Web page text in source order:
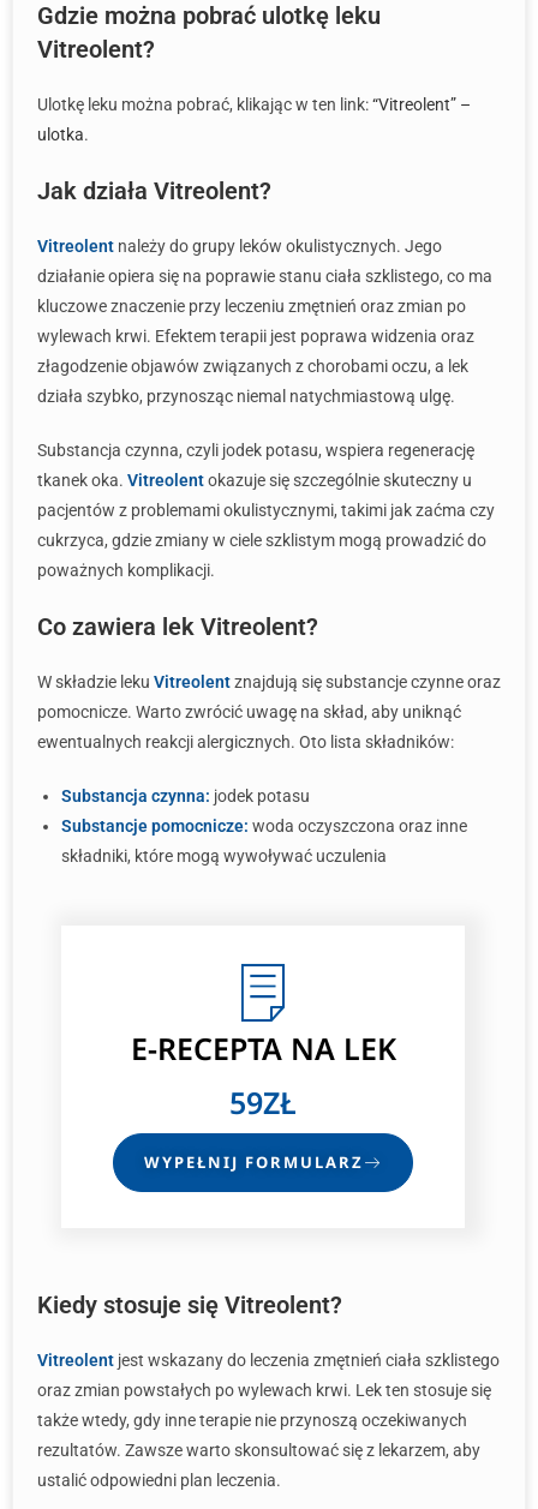
Gdzie można pobrać ulotkę leku
Vitreolent?
Ulotkę leku można pobrać, klikając w ten link:“Vitreolent” –
ulotka.
Jak działa Vitreolent?
Vitreolent należy do grupy leków okulistycznych. Jego
działanie opiera się na poprawie stanu ciała szklistego, co ma
kluczowe znaczenie przy leczeniu zmętnień oraz zmian po
wylewach krwi. Efektem terapii jest poprawa widzenia oraz
złagodzenie objawów związanych z chorobami oczu, a lek
działa szybko, przynosząc niemal natychmiastową ulgę.
Substancja czynna, czyli jodek potasu, wspiera regenerację
tkanek oka. Vitreolentokazuje się szczególnie skuteczny u
pacjentów z problemami okulistycznymi, takimi jak zaćma czy
cukrzyca, gdzie zmiany w ciele szklistym mogą prowadzić do
poważnych komplikacji.
Co zawiera lek Vitreolent?
W składzie leku Vitreolentznajdują się substancje czynne oraz
pomocnicze. Warto zwrócić uwagę na skład, aby uniknąć
ewentualnych reakcji alergicznych. Oto lista składników:
Substancja czynna: jodek potasu
Substancje pomocnicze: woda oczyszczona oraz inne
składniki, które mogą wywoływać uczulenia
E-RECEPTANA LEK
59ZŁ
WYPEŁNIJ FORMULARZ
Kiedy stosuje się Vitreolent?
Vitreolent jest wskazany do leczenia zmętnień ciała szklistego
oraz zmian powstałych po wylewach krwi. Lek ten stosuje się
także wtedy, gdy inne terapie nie przynoszą oczekiwanych
rezultatów. Zawsze warto skonsultować się z lekarzem, aby
ustalić odpowiedni plan leczenia.